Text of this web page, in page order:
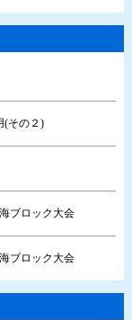
(その２)
ブロック大会
ブロック大会